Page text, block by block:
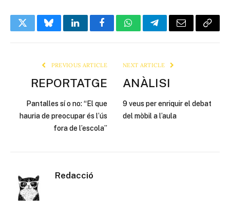
TwitterBlueskyLinkedInFacebookWhatsAppTelegramEmail Copy
PREVIOUS ARTICLE
REPORTATGE
Pantalles sí o no: “El que
hauria de preocupar és l’ús
fora de l’escola”
NEXT ARTICLE
ANÀLISI
9 veus per enriquir el debat
del mòbil a l’aula
Redacció